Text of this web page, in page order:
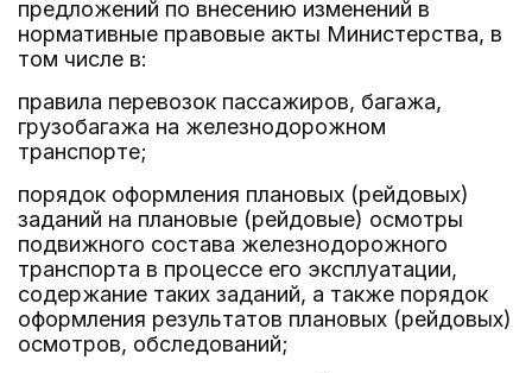
предложений по внесению изменений в
нормативные правовые акты Министерства, в
том числе в:
правила перевозок пассажиров, багажа,
грузобагажа на железнодорожном
транспорте;
порядок оформления плановых (рейдовых)
заданий на плановые (рейдовые) осмотры
подвижного состава железнодорожного
транспорта в процессе его эксплуатации,
содержание таких заданий, а также порядок
оформления результатов плановых (рейдовых)
осмотров, обследований;